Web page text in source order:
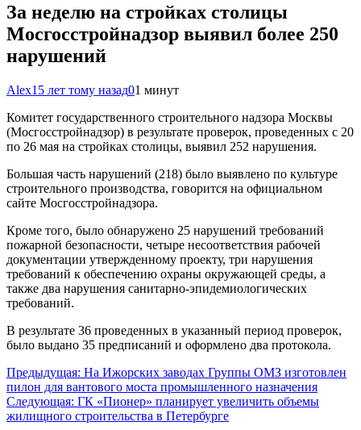
За неделю на стройках столицы
Мосгосстройнадзор выявил более 250
нарушений
Alex15 лет тому назад01 минут
Комитет государственного строительного надзора Москвы
(Мосгосстройнадзор) в результате проверок, проведенных с 20
по 26 мая на стройках столицы, выявил 252 нарушения.
Большая часть нарушений (218) было выявлено по культуре
строительного производства, говорится на официальном
сайте Мосгосстройнадзора.
Кроме того, было обнаружено 25 нарушений требований
пожарной безопасности, четыре несоответствия рабочей
документации утвержденному проекту, три нарушения
требований к обеспечению охраны окружающей среды, а
также два нарушения санитарно-эпидемиологических
требований.
В результате 36 проведенных в указанный период проверок,
было выдано 35 предписаний и оформлено два протокола.
Навигация
по
записям
Предыдущая: На Ижорских заводах Группы ОМЗ изготовлен
пилон для вантового моста промышленного назначения
Следующая: ГК «Пионер» планирует увеличить объемы
жилищного строительства в Петербурге